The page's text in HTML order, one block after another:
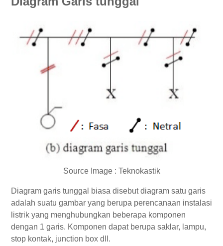
Source Image : Teknokastik
Diagram garis tunggal biasa disebut diagram satu garis
adalah suatu gambar yang berupa perencanaan instalasi
listrik yang menghubungkan beberapa komponen
dengan 1 garis. Komponen dapat berupa saklar, lampu,
stop kontak, junction box dll.